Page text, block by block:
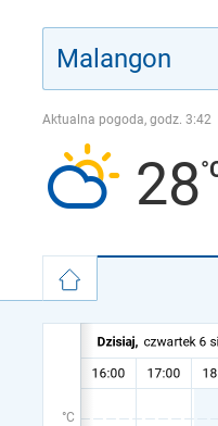
Aktualna pogoda, godz. 3:42
28
°C